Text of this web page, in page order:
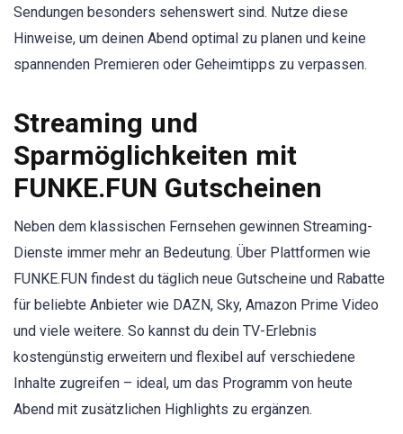
Sendungen besonders sehenswert sind. Nutze diese
Hinweise, um deinen Abend optimal zu planen und keine
spannenden Premieren oder Geheimtipps zu verpassen.
Streaming und
Sparmöglichkeiten mit
FUNKE.FUN Gutscheinen
Neben dem klassischen Fernsehen gewinnen Streaming-
Dienste immer mehr an Bedeutung. Über Plattformen wie
FUNKE.FUN findest du täglich neue Gutscheine und Rabatte
für beliebte Anbieter wie DAZN, Sky, Amazon Prime Video
und viele weitere. So kannst du dein TV-Erlebnis
kostengünstig erweitern und flexibel auf verschiedene
Inhalte zugreifen – ideal, um das Programm von heute
Abend mit zusätzlichen Highlights zu ergänzen.